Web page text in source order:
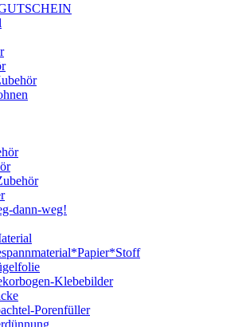
dann-weg!
Klebebilder
Porenfüller